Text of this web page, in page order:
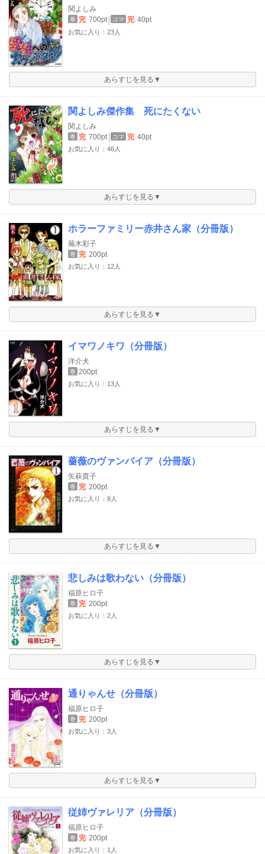
関よしみ
巻 完 700pt コマ 完 40pt
お気に入り：23人
あらすじを見る▼
関よしみ傑作集 死にたくない
関よしみ
巻 完 700pt コマ 完 40pt
お気に入り：46人
あらすじを見る▼
ホラーファミリー赤井さん家（分冊版）
蕪木彩子
巻 完 200pt
お気に入り：12人
あらすじを見る▼
イマワノキワ（分冊版）
洋介犬
巻 200pt
お気に入り：13人
あらすじを見る▼
薔薇のヴァンパイア（分冊版）
矢萩貴子
巻 完 200pt
お気に入り：8人
あらすじを見る▼
悲しみは歌わない（分冊版）
福原ヒロ子
巻 完 200pt
お気に入り：2人
あらすじを見る▼
通りゃんせ（分冊版）
福原ヒロ子
巻 完 200pt
お気に入り：3人
あらすじを見る▼
従姉ヴァレリア（分冊版）
福原ヒロ子
巻 完 200pt
お気に入り：1人